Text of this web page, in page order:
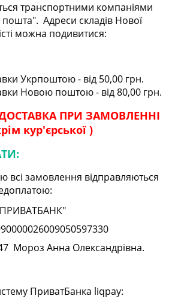
транспортними компаніями
Адреси складів Нової
можна подивитися:
Укрпоштою - від 50,00 грн.
Новою поштою - від 80,00 грн.
ПРИ ЗАМОВЛЕННІ
кур'єрської )
всі замовлення відправляються
Мороз Анна Олександрівна.
ПриватБанка liqpay: